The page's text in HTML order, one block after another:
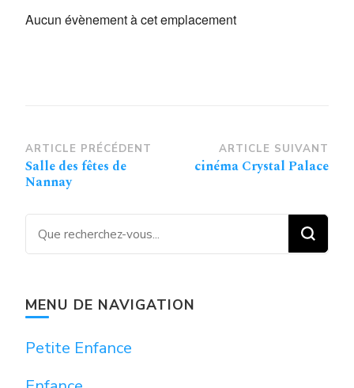
Aucun évènement à cet emplacement
Navigation
d’article
ARTICLE PRÉCÉDENT
Salle des fêtes de
Nannay
ARTICLE SUIVANT
cinéma Crystal Palace
Vous recherchiez quelque
chose ?
MENU DE NAVIGATION
Petite Enfance